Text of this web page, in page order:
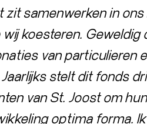
zit samenwerken in
wij koesteren.
van particulieren
stelt dit fonds
van St. Joost om
optima forma.